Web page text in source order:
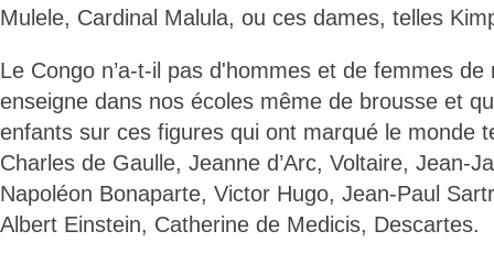
Mulele, Cardinal Malula, ou ces dames, telles
Le Congo n’a-t-il pas d'hommes et de femmes de
enseigne dans nos écoles même de brousse et
enfants sur ces figures qui ont marqué le monde
Charles de Gaulle, Jeanne d’Arc, Voltaire, Jean-
Napoléon Bonaparte, Victor Hugo, Jean-Paul
Albert Einstein, Catherine de Medicis, Descartes.